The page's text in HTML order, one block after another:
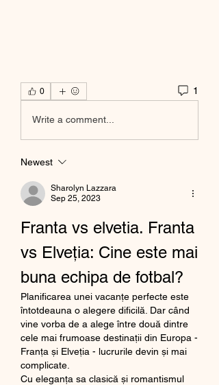
0 1
Write a comment...
Newest
Sharolyn Lazzara
Sep 25, 2023
Franta vs elvetia. Franta
vs Elveția: Cine este mai
buna echipa de fotbal?
Planificarea unei vacanțe perfecte este
întotdeauna o alegere dificilă. Dar când
vine vorba de a alege între două dintre
cele mai frumoase destinații din Europa -
Franța și Elveția - lucrurile devin și mai
complicate.
Cu eleganța sa clasică și romantismul